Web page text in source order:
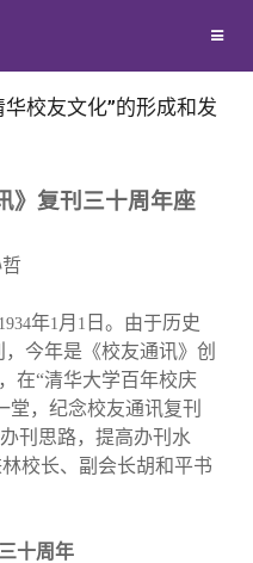
华校友文化”的形成和发
》复刊三十周年座
1934年1 月 1 日。由于历史
，今年是《校友通讯》创
在“清华大学百年校庆
堂，纪念校友通讯复刊
刊思路，提高办刊水
校长、副会长胡和平书
十周年